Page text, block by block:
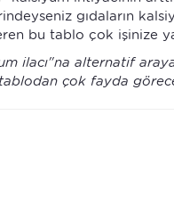
gıdaların
bu tablo çok işinize
ilacı"na alternatif
tablodan çok fayda